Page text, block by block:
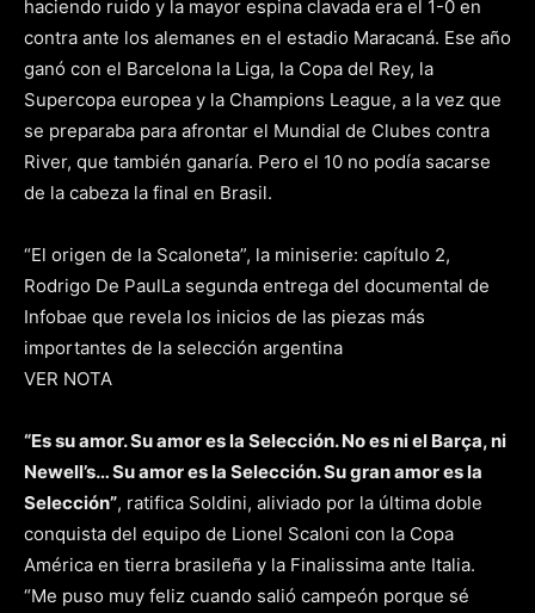
haciendo ruido y la mayor espina clavada era el 1-0 en
contra ante los alemanes en el estadio Maracaná. Ese año
ganó con el Barcelona la Liga, la Copa del Rey, la
Supercopa europea y la Champions League, a la vez que
se preparaba para afrontar el Mundial de Clubes contra
River, que también ganaría. Pero el 10 no podía sacarse
de la cabeza la final en Brasil.
“El origen de la Scaloneta”, la miniserie: capítulo 2,
Rodrigo De PaulLa segunda entrega del documental de
Infobae que revela los inicios de las piezas más
importantes de la selección argentina
VER NOTA
“Es su amor. Su amor es la Selección. No es ni el Barça, ni
Newell’s… Su amor es la Selección. Su gran amor es la
Selección”, ratifica Soldini, aliviado por la última doble
conquista del equipo de Lionel Scaloni con la Copa
América en tierra brasileña y la Finalissima ante Italia.
“Me puso muy feliz cuando salió campeón porque sé